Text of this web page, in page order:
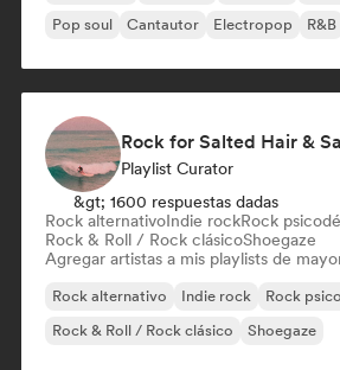
Pop soul Cantautor Electropop R&B
Rock for Salted Hair &
Playlist Curator
&gt; 1600 respuestas dadas
Rock alternativoIndie rockRock
Rock & Roll / Rock clásicoShoegaze
Agregar artistas a mis playlists de
Rock alternativo Indie rock Rock
Rock & Roll / Rock clásico
Shoegaze